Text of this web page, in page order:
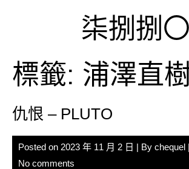
柒捌捌〇
標籤: 浦澤直
仇恨 – PLUTO
Posted on 2023 年 11 月 2 日 | By chequel |
No comments